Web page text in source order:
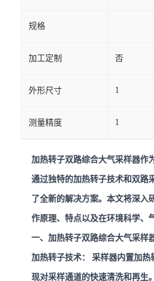
言
规格
加工定制 否
外形尺寸 1
测量精度 1
加热转子双路综合大气采样器作
通过独特的加热转子技术和双路
了全新的解决方案。本文将深入
作原理、特点以及在环境科学、
一、加热转子双路综合大气采样
加热转子技术：
采样器内置加热
现对采样通道的快速清洗和再生。